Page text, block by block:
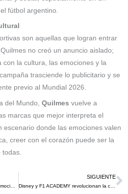
fútbol argentino.
son aquellas que logran entrar
no creó un anuncio aislado;
la cultura, las emociones y la
trasciende lo publicitario y se
previo al Mundial 2026.
del Mundo, Quilmes vuelve a
marcas que mejor interpreta el
escenario donde las emociones valen
creer con el corazón puede ser la
todas.
SIGUIENTE
Disney y F1 ACADEMY revolucionan la conexión entre el automovilismo y las nuevas audiencias